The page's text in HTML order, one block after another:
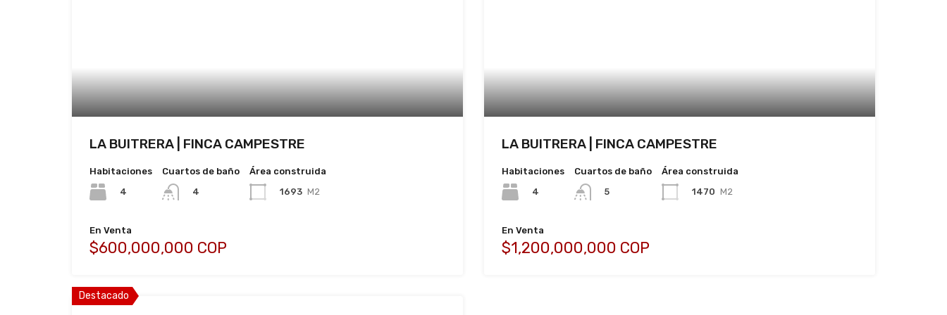
LA BUITRERA | FINCA CAMPESTRE
Habitaciones
4
Cuartos de baño
4
Área construida
1693 M2
En Venta
$600,000,000 COP
LA BUITRERA | FINCA CAMPESTRE
Habitaciones
4
Cuartos de baño
5
Área construida
1470 M2
En Venta
$1,200,000,000 COP
Destacado